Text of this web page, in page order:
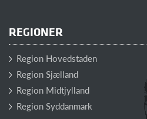
REGIONER
Region Hovedstaden
Region Sjælland
Region Midtjylland
Region Syddanmark